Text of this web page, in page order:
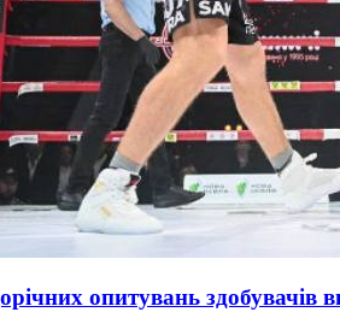
опитувань здобувачів